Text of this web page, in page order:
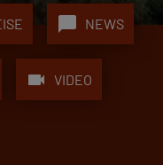
chat_bubble NEWS
videocam VIDEO